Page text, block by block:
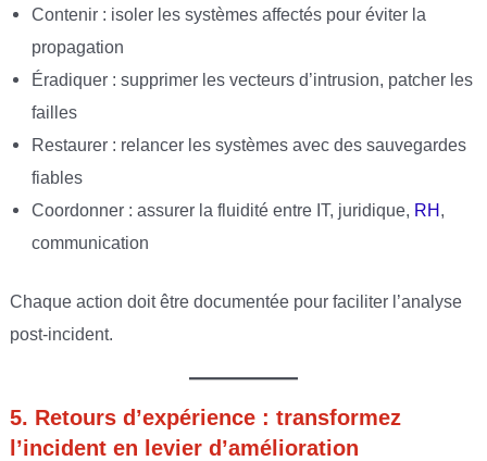
Contenir : isoler les systèmes affectés pour éviter la
propagation
Éradiquer : supprimer les vecteurs d’intrusion, patcher les
failles
Restaurer : relancer les systèmes avec des sauvegardes
fiables
Coordonner : assurer la fluidité entre IT, juridique, RH,
communication
Chaque action doit être documentée pour faciliter l’analyse
post-incident.
5. Retours d’expérience : transformez
l’incident en levier d’amélioration